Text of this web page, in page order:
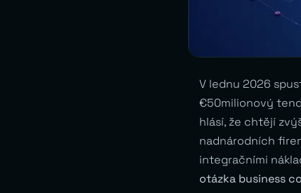
V lednu 2026
€50milionový
hlásí, že chtějí
nadnárodních
integračními
otázka business